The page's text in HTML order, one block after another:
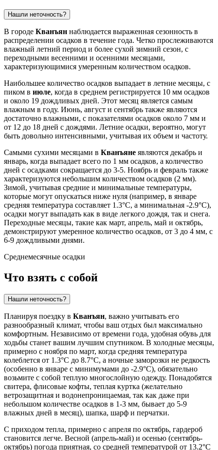
Нашли неточность?
В городе Кванъян наблюдается выраженная сезонность в
распределении осадков в течение года. Четко прослеживаются
влажный летний период и более сухой зимний сезон, с
переходными весенними и осенними месяцами,
характеризующимися умеренным количеством осадков.
Наибольшее количество осадков выпадает в летние месяцы, с
пиком в июле, когда в среднем регистрируется 10 мм осадков
и около 19 дождливых дней. Этот месяц является самым
влажным в году. Июнь, август и сентябрь также являются
достаточно влажными, с показателями осадков около 7 мм и
от 12 до 18 дней с дождями. Летние осадки, вероятно, могут
быть довольно интенсивными, учитывая их объем и частоту.
Самыми сухими месяцами в Кванъяне являются декабрь и
январь, когда выпадает всего по 1 мм осадков, а количество
дней с осадками сокращается до 3-5. Ноябрь и февраль также
характеризуются небольшим количеством осадков (2 мм).
Зимой, учитывая средние и минимальные температуры,
которые могут опускаться ниже нуля (например, в январе
средняя температура составляет 1.3°C, а минимальная -2.9°C),
осадки могут выпадать как в виде легкого дождя, так и снега.
Переходные месяцы, такие как март, апрель, май и октябрь,
демонстрируют умеренное количество осадков, от 3 до 4 мм, с
6-9 дождливыми днями.
Среднемесячные осадки
Что взять с собой
Нашли неточность?
Планируя поездку в Кванъян, важно учитывать его
разнообразный климат, чтобы ваш отдых был максимально
комфортным. Независимо от времени года, удобная обувь для
ходьбы станет вашим лучшим спутником. В холодные месяцы,
примерно с ноября по март, когда средняя температура
колеблется от 1.3°C до 8.7°C, а ночные заморозки не редкость
(особенно в январе с минимумами до -2.9°C), обязательно
возьмите с собой теплую многослойную одежду. Понадобятся
свитера, флисовые кофты, теплая куртка (желательно
ветрозащитная и водонепроницаемая, так как даже при
небольшом количестве осадков в 1-3 мм, бывает до 5-9
влажных дней в месяц), шапка, шарф и перчатки.
С приходом тепла, примерно с апреля по октябрь, гардероб
становится легче. Весной (апрель-май) и осенью (сентябрь-
октябрь) погода приятная, со средней температурой от 13.2°C